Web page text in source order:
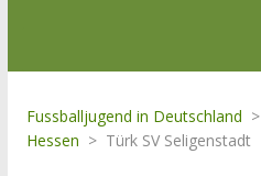
Fussballjugend in Deutschland >
Hessen > Türk SV Seligenstadt